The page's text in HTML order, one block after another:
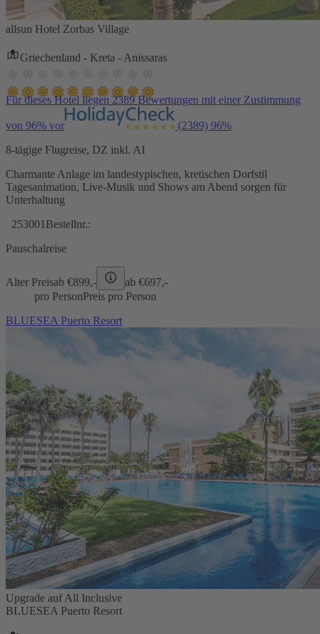
allsun Hotel Zorbas Village
Griechenland - Kreta - Anissaras
Für dieses Hotel liegen 2389 Bewertungen mit einer Zustimmung
von 96% vor (2389) 96%
8-tägige Flugreise, DZ inkl. AI
Charmante Anlage im landestypischen, kretischen Dorfstil
Tagesanimation, Live-Musik und Shows am Abend sorgen für
Unterhaltung
253001 Bestellnr.:
Pauschalreise
Alter Preisab €899,- ab €697,-
pro PersonPreis pro Person
BLUESEA Puerto Resort
Upgrade auf All Inclusive
BLUESEA Puerto Resort